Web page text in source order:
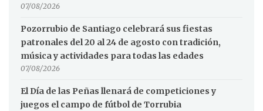
07/08/2026
Pozorrubio de Santiago celebrará sus fiestas
patronales del 20 al 24 de agosto con tradición,
música y actividades para todas las edades
07/08/2026
El Día de las Peñas llenará de competiciones y
juegos el campo de fútbol de Torrubia